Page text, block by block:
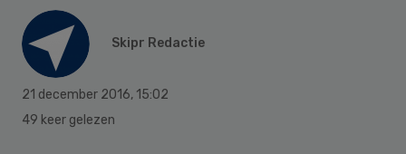
Skipr Redactie
21 december 2016, 15:02
49 keer gelezen